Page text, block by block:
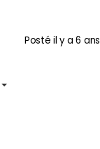
Postéil y a 6 ans